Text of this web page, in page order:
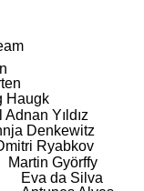
Haugk
Adnan Yıldız
Denkewitz
Ryabkov
Martin Györffy
Eva da Silva